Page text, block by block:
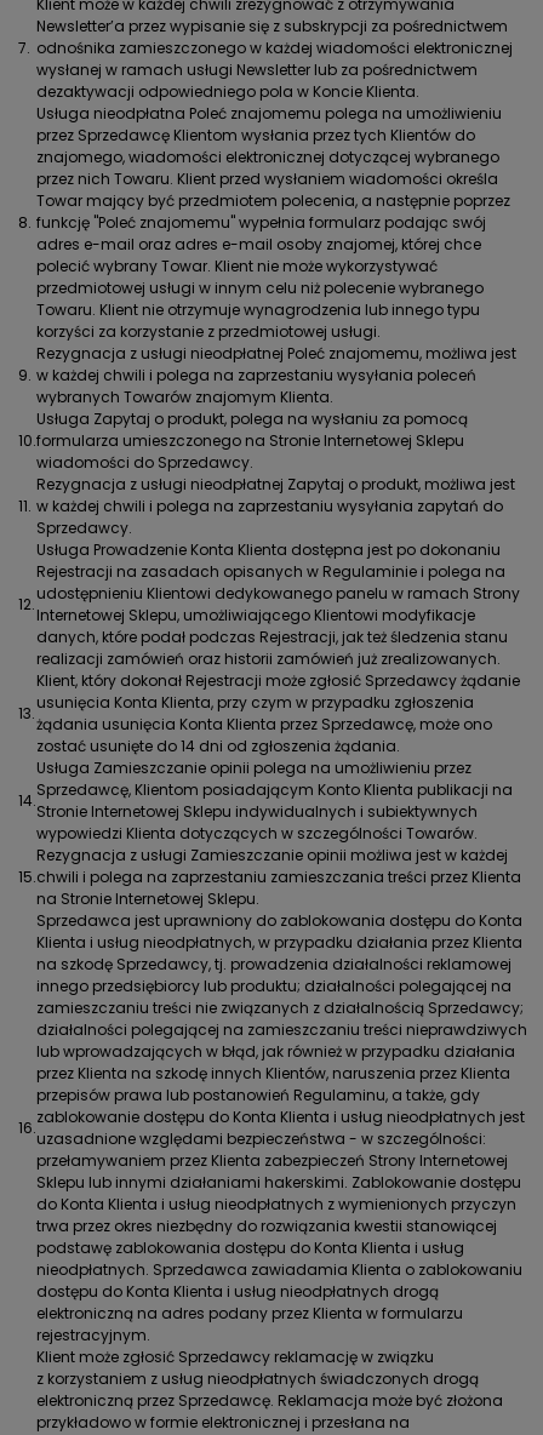
7.
Klient może w każdej chwili zrezygnować z otrzymywania
Newsletter’a przez wypisanie się z subskrypcji za pośrednictwem
odnośnika zamieszczonego w każdej wiadomości elektronicznej
wysłanej w ramach usługi Newsletter lub za pośrednictwem
dezaktywacji odpowiedniego pola w Koncie Klienta.
8.
Usługa nieodpłatna Poleć znajomemu polega na umożliwieniu
przez Sprzedawcę Klientom wysłania przez tych Klientów do
znajomego, wiadomości elektronicznej dotyczącej wybranego
przez nich Towaru. Klient przed wysłaniem wiadomości określa
Towar mający być przedmiotem polecenia, a następnie poprzez
funkcję "Poleć znajomemu" wypełnia formularz podając swój
adres e-mail oraz adres e-mail osoby znajomej, której chce
polecić wybrany Towar. Klient nie może wykorzystywać
przedmiotowej usługi w innym celu niż polecenie wybranego
Towaru. Klient nie otrzymuje wynagrodzenia lub innego typu
korzyści za korzystanie z przedmiotowej usługi.
9.
Rezygnacja z usługi nieodpłatnej Poleć znajomemu, możliwa jest
w każdej chwili i polega na zaprzestaniu wysyłania poleceń
wybranych Towarów znajomym Klienta.
10.
Usługa Zapytaj o produkt, polega na wysłaniu za pomocą
formularza umieszczonego na Stronie Internetowej Sklepu
wiadomości do Sprzedawcy.
11.
Rezygnacja z usługi nieodpłatnej Zapytaj o produkt, możliwa jest
w każdej chwili i polega na zaprzestaniu wysyłania zapytań do
Sprzedawcy.
12.
Usługa Prowadzenie Konta Klienta dostępna jest po dokonaniu
Rejestracji na zasadach opisanych w Regulaminie i polega na
udostępnieniu Klientowi dedykowanego panelu w ramach Strony
Internetowej Sklepu, umożliwiającego Klientowi modyfikacje
danych, które podał podczas Rejestracji, jak też śledzenia stanu
realizacji zamówień oraz historii zamówień już zrealizowanych.
13.
Klient, który dokonał Rejestracji może zgłosić Sprzedawcy żądanie
usunięcia Konta Klienta, przy czym w przypadku zgłoszenia
żądania usunięcia Konta Klienta przez Sprzedawcę, może ono
zostać usunięte do 14 dni od zgłoszenia żądania.
14.
Usługa Zamieszczanie opinii polega na umożliwieniu przez
Sprzedawcę, Klientom posiadającym Konto Klienta publikacji na
Stronie Internetowej Sklepu indywidualnych i subiektywnych
wypowiedzi Klienta dotyczących w szczególności Towarów.
15.
Rezygnacja z usługi Zamieszczanie opinii możliwa jest w każdej
chwili i polega na zaprzestaniu zamieszczania treści przez Klienta
na Stronie Internetowej Sklepu.
16.
Sprzedawca jest uprawniony do zablokowania dostępu do Konta
Klienta i usług nieodpłatnych, w przypadku działania przez Klienta
na szkodę Sprzedawcy, tj. prowadzenia działalności reklamowej
innego przedsiębiorcy lub produktu; działalności polegającej na
zamieszczaniu treści nie związanych z działalnością Sprzedawcy;
działalności polegającej na zamieszczaniu treści nieprawdziwych
lub wprowadzających w błąd, jak również w przypadku działania
przez Klienta na szkodę innych Klientów, naruszenia przez Klienta
przepisów prawa lub postanowień Regulaminu, a także, gdy
zablokowanie dostępu do Konta Klienta i usług nieodpłatnych jest
uzasadnione względami bezpieczeństwa - w szczególności:
przełamywaniem przez Klienta zabezpieczeń Strony Internetowej
Sklepu lub innymi działaniami hakerskimi. Zablokowanie dostępu
do Konta Klienta i usług nieodpłatnych z wymienionych przyczyn
trwa przez okres niezbędny do rozwiązania kwestii stanowiącej
podstawę zablokowania dostępu do Konta Klienta i usług
nieodpłatnych. Sprzedawca zawiadamia Klienta o zablokowaniu
dostępu do Konta Klienta i usług nieodpłatnych drogą
elektroniczną na adres podany przez Klienta w formularzu
rejestracyjnym.
Klient może zgłosić Sprzedawcy reklamację w związku
z korzystaniem z usług nieodpłatnych świadczonych drogą
elektroniczną przez Sprzedawcę. Reklamacja może być złożona
przykładowo w formie elektronicznej i przesłana na